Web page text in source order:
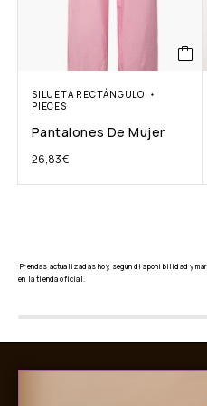
SILUETA RECTÁNGULO
PIECES
Pantalones De Mujer
26,83€
Prendas actualizadas hoy, según disponibilidad y
en la tienda oficial.